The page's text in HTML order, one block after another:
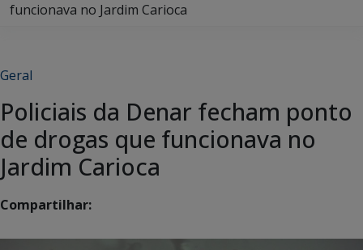
funcionava no Jardim Carioca
Geral
Policiais da Denar fecham ponto
de drogas que funcionava no
Jardim Carioca
Compartilhar: